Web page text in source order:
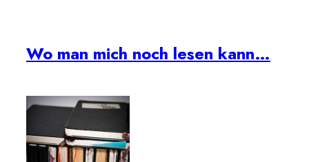
Wo man mich noch lesen kann…